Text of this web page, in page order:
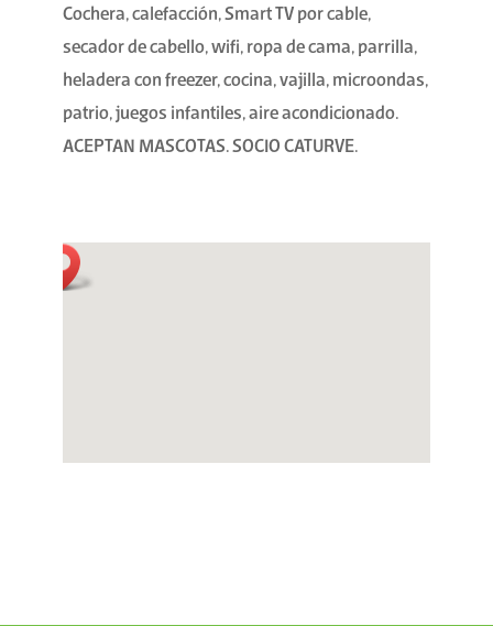
Cochera, calefacción, Smart TV por cable,
secador de cabello, wifi, ropa de cama, parrilla,
heladera con freezer, cocina, vajilla, microondas,
patrio, juegos infantiles, aire acondicionado.
ACEPTAN MASCOTAS. SOCIO CATURVE.